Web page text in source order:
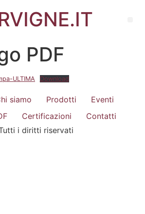
PDF
ULTIMA Download
siamo Prodotti
Eventi
Certificazioni
Contatti
i diritti riservati